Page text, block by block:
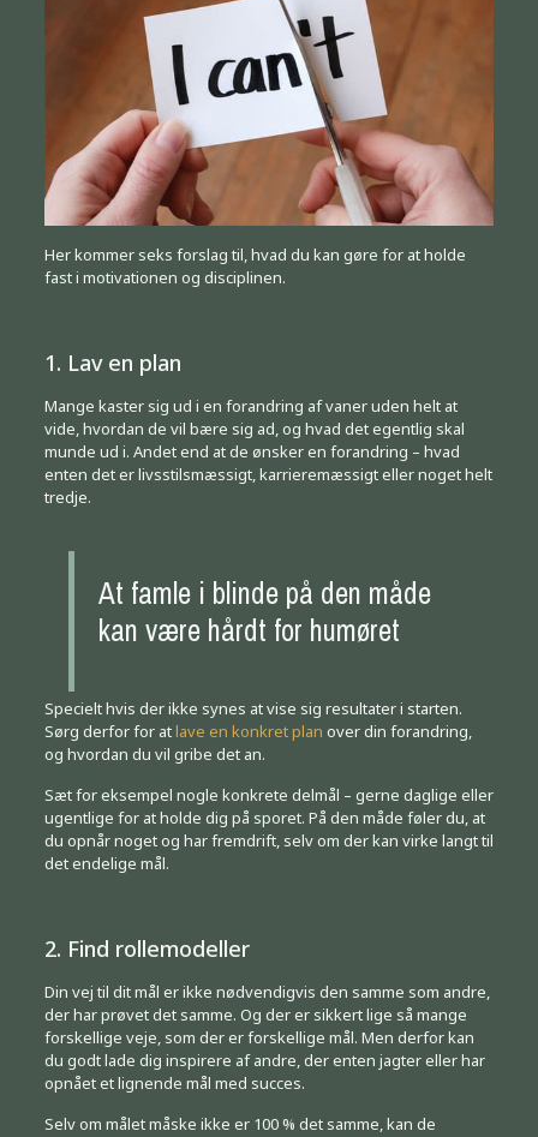
Her kommer seks forslag til, hvad du kan gøre for at holde
fast i motivationen og disciplinen.
1. Lav en plan
Mange kaster sig ud i en forandring af vaner uden helt at
vide, hvordan de vil bære sig ad, og hvad det egentlig skal
munde ud i. Andet end at de ønsker en forandring – hvad
enten det er livsstilsmæssigt, karrieremæssigt eller noget helt
tredje.
At famle i blinde på den måde
kan være hårdt for humøret
Specielt hvis der ikke synes at vise sig resultater i starten.
Sørg derfor for atlave en konkret plan over din forandring,
og hvordan du vil gribe det an.
Sæt for eksempel nogle konkrete delmål – gerne daglige eller
ugentlige for at holde dig på sporet. På den måde føler du, at
du opnår noget og har fremdrift, selv om der kan virke langt til
det endelige mål.
2. Find rollemodeller
Din vej til dit mål er ikke nødvendigvis den samme som andre,
der har prøvet det samme. Og der er sikkert lige så mange
forskellige veje, som der er forskellige mål. Men derfor kan
du godt lade dig inspirere af andre, der enten jagter eller har
opnået et lignende mål med succes.
Selv om målet måske ikke er 100 % det samme, kan de